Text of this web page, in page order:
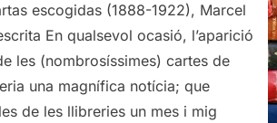
escogidas (1888-1922), Marcel
En qualsevol ocasió, l’aparició
les (nombrosíssimes) cartes de
una magnífica notícia; que
de les llibreries un mes i mig